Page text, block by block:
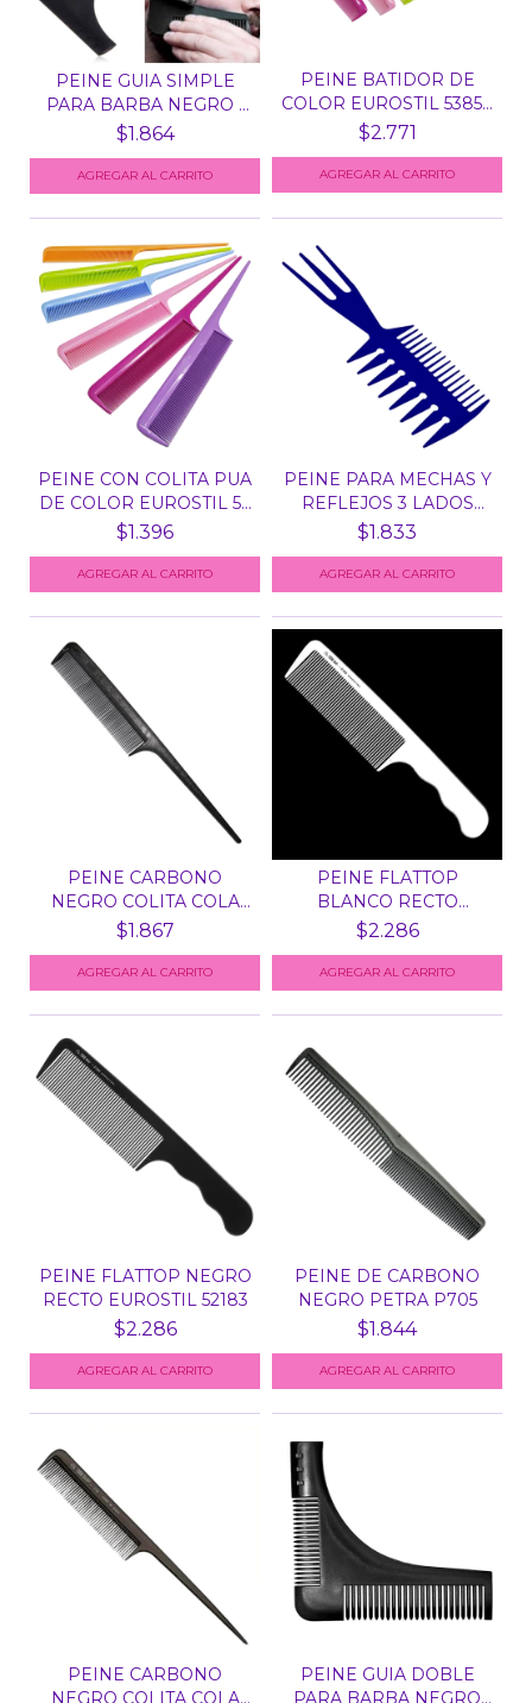
PEINE GUIA SIMPLE
PARA BARBA NEGRO -
B10...
$1.864
PEINE BATIDOR DE
COLOR EUROSTIL 53850
X...
$2.771
PEINE CON COLITA PUA
DE COLOR EUROSTIL 5...
$1.396
PEINE PARA MECHAS Y
REFLEJOS 3 LADOS
AZU...
$1.833
PEINE CARBONO
NEGRO COLITA COLA
PUA PETR...
$1.867
PEINE FLATTOP
BLANCO RECTO
EUROSTIL 5218...
$2.286
PEINE FLATTOP NEGRO
RECTO EUROSTIL 52183
$2.286
PEINE DE CARBONO
NEGRO PETRA P705
$1.844
PEINE CARBONO
NEGRO COLITA COLA
PEINE GUIA DOBLE
PARA BARBA NEGRO